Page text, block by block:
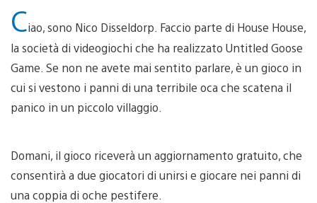
Ciao, sono Nico Disseldorp. Faccio parte di House House,
la società di videogiochi che ha realizzato Untitled Goose
Game. Se non ne avete mai sentito parlare, è un gioco in
cui si vestono i panni di una terribile oca che scatena il
panico in un piccolo villaggio.
Domani, il gioco riceverà un aggiornamento gratuito, che
consentirà a due giocatori di unirsi e giocare nei panni di
una coppia di oche pestifere.